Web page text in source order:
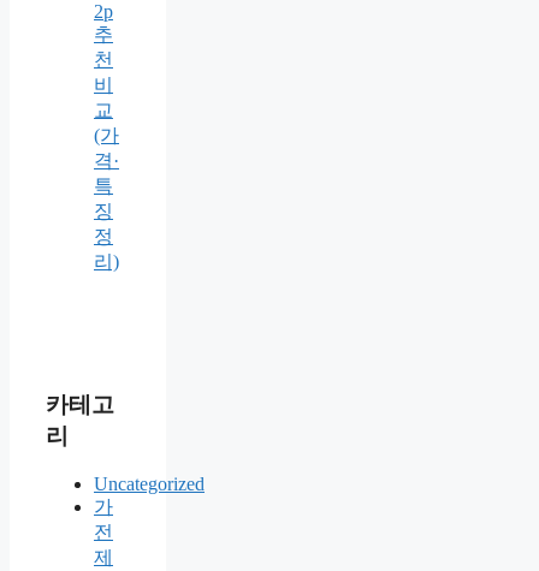
2p
추
천
비
교
(가
격·
특
징
정
리)
카테고
리
Uncategorized
가
전
제